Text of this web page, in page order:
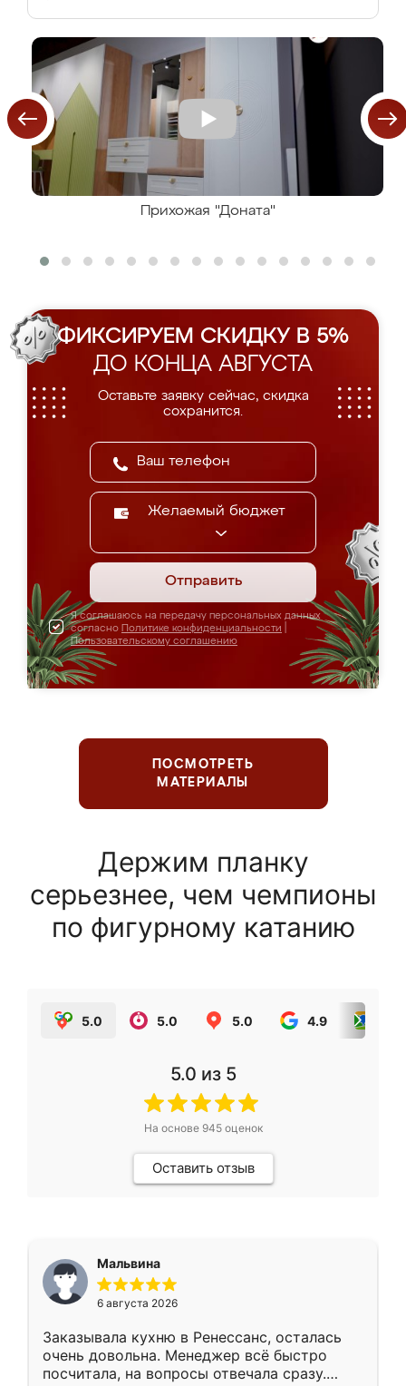
Прихожая "Доната"
ФИКСИРУЕМ СКИДКУ В 5%
ДО КОНЦА АВГУСТА
Оставьте заявку сейчас, скидка
сохранится.
Желаемый бюджет
Отправить
Я соглашаюсь на передачу персональных данных
согласно Политике конфиденциальности
Пользовательскому соглашению
ПОСМОТРЕТЬ
МАТЕРИАЛЫ
Держим планку
серьезнее, чем чемпионы
по фигурному катанию
5.0 5.0 5.0 4.9
5.0 из 5
На основе 945оценок
Оставить отзыв
Мальвина
6 августа 2026
Заказывала кухню в Ренессанс, осталась
очень довольна. Менеджер всё быстро
посчитала, на вопросы отвечала сразу.